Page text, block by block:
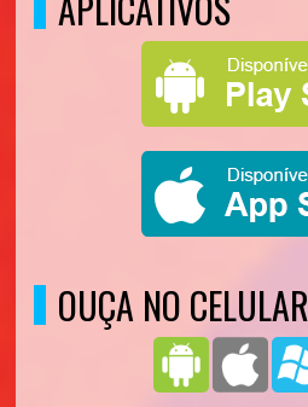
OUÇA NO CELULAR